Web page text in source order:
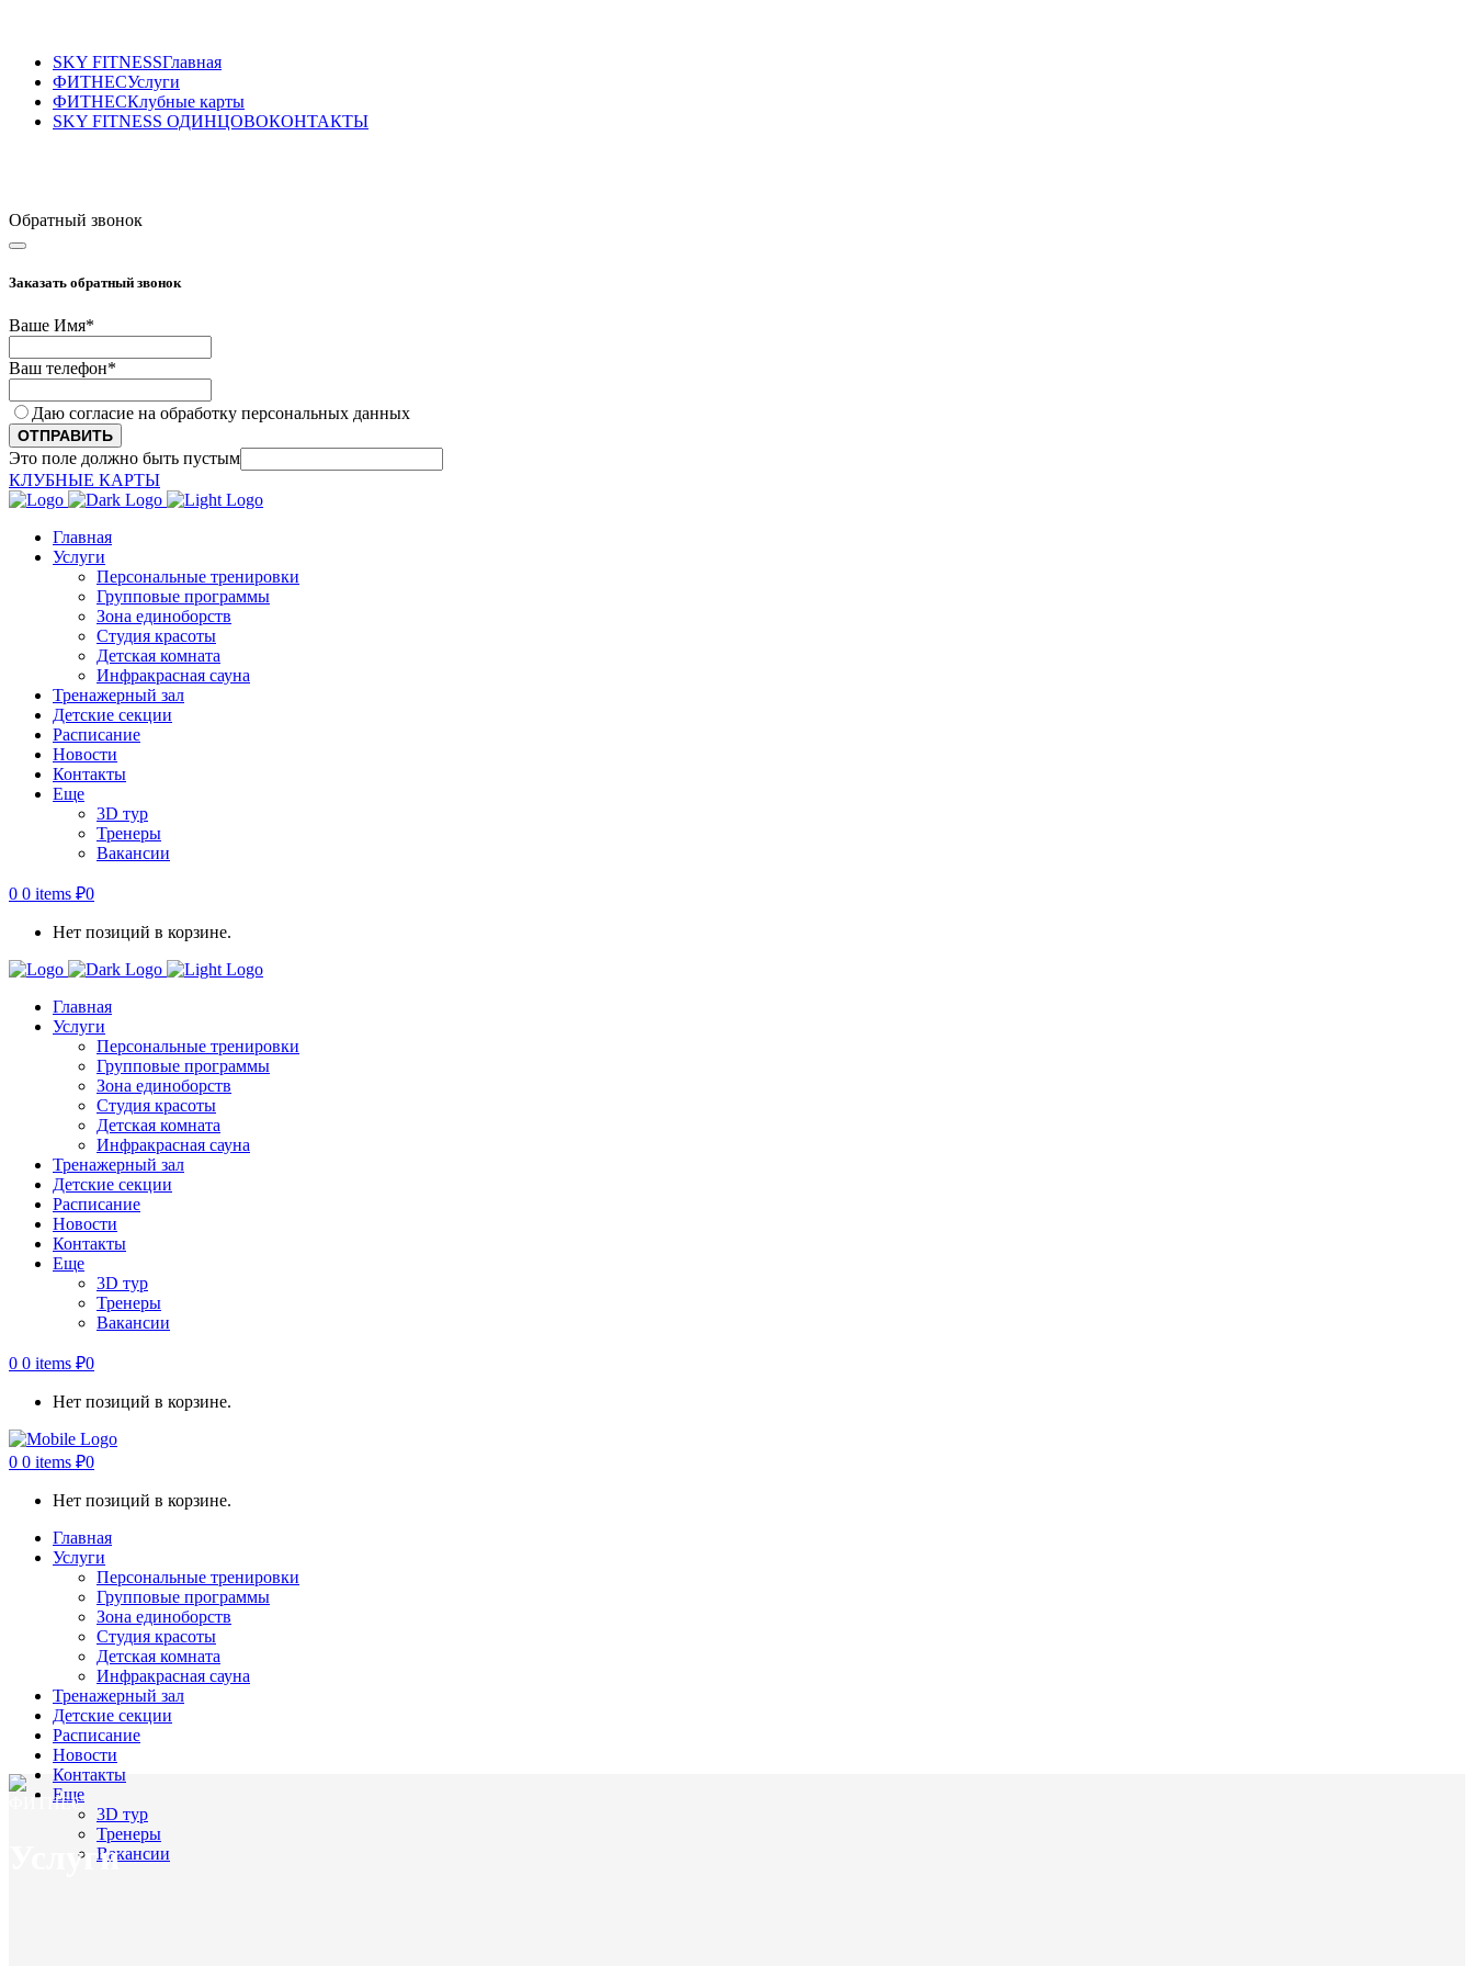
SKY FITNESSГлавная
ФИТНЕСУслуги
ФИТНЕСКлубные карты
SKY FITNESS ОДИНЦОВОКОНТАКТЫ
Обратный звонок
Заказать обратный звонок
Ваше Имя*
Ваш телефон*
Даю согласие на обработку персональных данных
ОТПРАВИТЬ
Это поле должно быть пустым
КЛУБНЫЕ КАРТЫ
Главная
Услуги
Персональные тренировки
Групповые программы
Зона единоборств
Студия красоты
Детская комната
Инфракрасная сауна
Тренажерный зал
Детские секции
Расписание
Новости
Контакты
Еще
3D тур
Тренеры
Вакансии
0 0 items ₽0
Нет позиций в корзине.
Главная
Услуги
Персональные тренировки
Групповые программы
Зона единоборств
Студия красоты
Детская комната
Инфракрасная сауна
Тренажерный зал
Детские секции
Расписание
Новости
Контакты
Еще
3D тур
Тренеры
Вакансии
0 0 items ₽0
Нет позиций в корзине.
0 0 items ₽0
Нет позиций в корзине.
Главная
Услуги
Персональные тренировки
Групповые программы
Зона единоборств
Студия красоты
Детская комната
Инфракрасная сауна
Тренажерный зал
Детские секции
Расписание
Новости
Контакты
Еще
3D тур
Тренеры
Вакансии
ФИТНЕС
Услуги